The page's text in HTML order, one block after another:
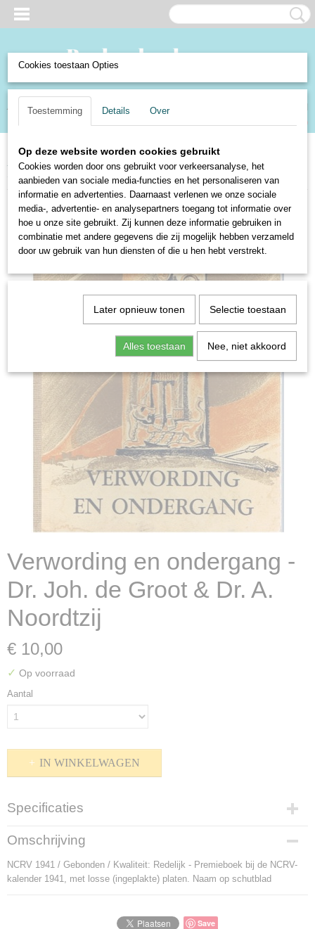
Inloggen Registreren
(0)
Home>Boeken en Strips> Boeken>Religie>Verwording en ondergang
- Dr. Joh. de Groot & Dr. A. Noordtzij
Verwording en ondergang -
Dr. Joh. de Groot & Dr. A.
Noordtzij
€ 10,00
✓ Op voorraad
Aantal
IN WINKELWAGEN
Specificaties
Productcode
P-803236
Bruto gewicht
350,00 g
Omschrijving
NCRV 1941 / Gebonden / Kwaliteit: Redelijk - Premieboek bij de NCRV-
kalender 1941, met losse (ingeplakte) platen. Naam op schutblad
Save
Cookies toestaan Opties
Toestemming Details Over
Op deze website worden cookies gebruikt
Cookies worden door ons gebruikt voor verkeersanalyse, het
aanbieden van sociale media-functies en het personaliseren van
informatie en advertenties. Daarnaast verlenen we onze sociale
media-, advertentie- en analysepartners toegang tot informatie over
hoe u onze site gebruikt. Zij kunnen deze informatie gebruiken in
combinatie met andere gegevens die zij mogelijk hebben verzameld
door uw gebruik van hun diensten of die u hen hebt verstrekt.
Later opnieuw tonen Selectie toestaan
Alles toestaan Nee, niet akkoord